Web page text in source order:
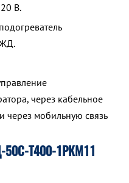
В.
через кабельное
через мобильную связь
50С-Т400-1РКМ11